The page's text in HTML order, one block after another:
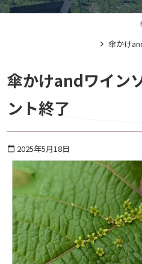
傘かけ
傘かけandワイン
ント終了
calendar_today 2025年5月18日